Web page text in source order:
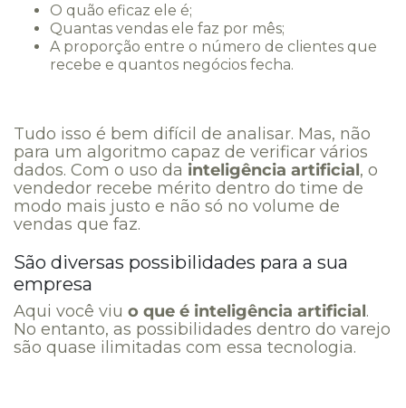
O quão eficaz ele é;
Quantas vendas ele faz por mês;
A proporção entre o número de clientes que
recebe e quantos negócios fecha.
Tudo isso é bem difícil de analisar. Mas, não
para um algoritmo capaz de verificar vários
dados. Com o uso da inteligência artificial, o
vendedor recebe mérito dentro do time de
modo mais justo e não só no volume de
vendas que faz.
São diversas possibilidades para a sua
empresa
Aqui você viu o que é inteligência artificial.
No entanto, as possibilidades dentro do varejo
são quase ilimitadas com essa tecnologia.